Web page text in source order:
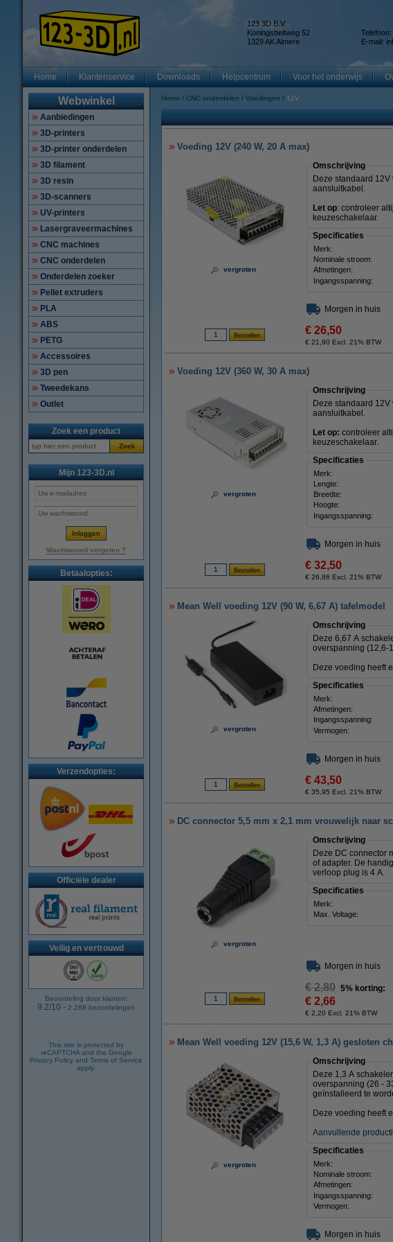
123 3D B.V.
Koningsbeltweg 52
1329 AK Almere
E-mail:
Home Klantenservice Downloads Helpcentrum Voor het onderwijs
Webwinkel
Aanbiedingen
3D-printers
3D-printer onderdelen
3D filament
3D resin
3D-scanners
UV-printers
Lasergraveermachines
CNC machines
CNC onderdelen
Onderdelen zoeker
Pellet extruders
PLA
ABS
PETG
Accessoires
3D pen
Tweedekans
Outlet
Zoek een product
Zoek
Mijn 123-3D.nl
Wachtwoord vergeten ?
Betaalopties:
Verzendopties:
Officiële dealer
Veilig en vertrouwd
Beoordeling door klanten:
9.2/10 - 2.288 beoordelingen
This site is protected by
reCAPTCHA and the Google
Privacy Policy and Terms of Service
apply.
Home CNC onderdelen Voedingen 12V
Voeding 12V (240 W, 20 A max)
vergroten
Omschrijving
Deze standaard
aansluitkabel.
Let op: controleer
keuzeschakelaar.
Specificaties
Merk:
Nominale stroom:
Afmetingen:
Ingangsspanning:
Morgen in huis
€ 26,50
€ 21,90 Excl. 21% BTW
Voeding 12V (360 W, 30 A max)
vergroten
Omschrijving
Deze standaard
aansluitkabel.
Let op: controleer
keuzeschakelaar.
Specificaties
Merk:
Lengte:
Breedte:
Hoogte:
Ingangsspanning:
Morgen in huis
€ 32,50
€ 26,86 Excl. 21% BTW
Mean Well voeding 12V (90 W, 6,67 A) tafelmodel
vergroten
Omschrijving
Deze 6,67 A
overspanning (12,6-
Deze voeding heeft
Specificaties
Merk:
Afmetingen:
Ingangsspanning:
Vermogen:
Morgen in huis
€ 43,50
€ 35,95 Excl. 21% BTW
DC connector 5,5 mm x 2,1 mm vrouwelijk naar
vergroten
Omschrijving
Deze DC connector
of adapter. De
verloop plug is 4 A.
Specificaties
Merk:
Max. Voltage:
Morgen in huis
€ 2,80 5% korting:
€ 2,66
€ 2,20 Excl. 21% BTW
Mean Well voeding 12V (15,6 W, 1,3 A) gesloten
vergroten
Omschrijving
Deze 1,3 A
overspanning (26 -
geïnstalleerd te
Deze voeding heeft
Aanvullende
Specificaties
Merk:
Nominale stroom:
Afmetingen:
Ingangsspanning:
Vermogen:
Morgen in huis